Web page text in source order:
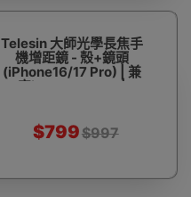
Telesin 大師光學長焦手
機增距鏡 - 殼+鏡頭
(iPhone16/17 Pro) | 兼
容iPhone 16 Pro |
$799$997